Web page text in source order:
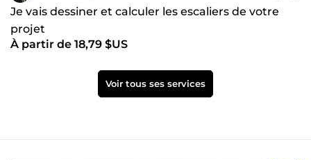
Je vais dessiner et calculer les escaliers de votre
projet
À partir de 18,79 $US
Voir tous ses services